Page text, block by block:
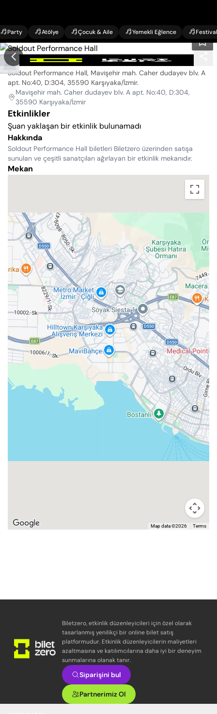
Party Atölye Çocuk & Aile Yemekli Eğlence Festival
Soldout Performance Hall
Soldout Performance Hall, Mavişehir mah. Caher dudayev blv. A
apt. No:40, D:304, 35590 Karşıyaka/İzmir.
Mavişehir mah. Caher dudayev blv. A apt. No:40, D:304,
35590 Karşıyaka/İzmir
Etkinlikler
Şuan yaklaşan bir etkinlik bulunamadı
Hakkında
Soldout Performance Hall biletleri Biletzero üzerinden satışa
sunulan ve çeşitli sanatçıları ağırlayan bir etkinlik mekanıdır.
Mekan
Map data ©2026 Terms
Biletzero, etkinlik düzenleyicileri için özel olarak
tasarlanmış yenilikçi bir online bilet satış
platformudur. Etkinlik düzenleyicilerin maliyetleri
azaltmasına ve katılımcılarına daha iyi bir deneyim
sunmalarına olanak tanır.
Siparişini bul
Partnerimiz Ol